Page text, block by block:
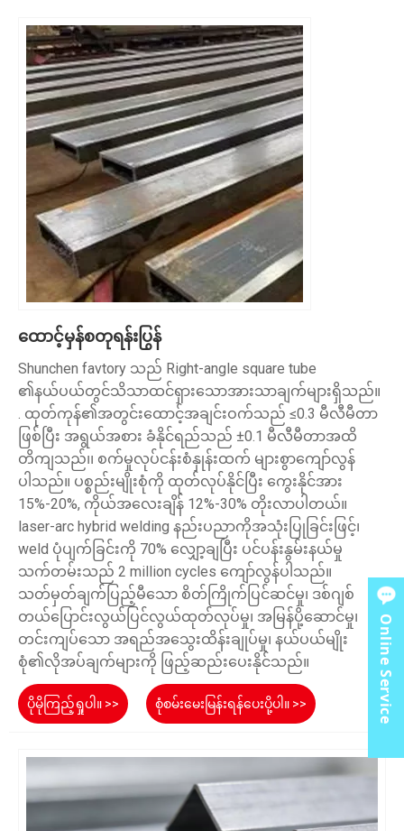
ထောင့်မှန်စတုရန်းပြွန်
Shunchen favtory သည် Right-angle square tube
၏နယ်ပယ်တွင်သိသာထင်ရှားသောအားသာချက်များရှိသည်။
. ထုတ်ကုန်၏အတွင်းထောင့်အချင်းဝက်သည် ≤0.3 မီလီမီတာ
ဖြစ်ပြီး အရွယ်အစား ခံနိုင်ရည်သည် ±0.1 မီလီမီတာအထိ
တိကျသည်၊၊ စက်မှုလုပ်ငန်းစံနှုန်းထက် များစွာကျော်လွန်
ပါသည်။ ပစ္စည်းမျိုးစုံကို ထုတ်လုပ်နိုင်ပြီး ကွေးနိုင်အား
15%-20%, ကိုယ်အလေးချိန် 12%-30% တိုးလာပါတယ်။
laser-arc hybrid welding နည်းပညာကိုအသုံးပြုခြင်းဖြင့်၊
weld ပုံပျက်ခြင်းကို 70% လျှော့ချပြီး ပင်ပန်းနွမ်းနယ်မှု
သက်တမ်းသည် 2 million cycles ကျော်လွန်ပါသည်။
သတ်မှတ်ချက်ပြည့်မီသော စိတ်ကြိုက်ပြင်ဆင်မှု၊ ဒစ်ဂျစ်
တယ်ပြောင်းလွယ်ပြင်လွယ်ထုတ်လုပ်မှု၊ အမြန်ပို့ဆောင်မှု၊
တင်းကျပ်သော အရည်အသွေးထိန်းချုပ်မှု၊ နယ်ပယ်မျိုး
စုံ၏လိုအပ်ချက်များကို ဖြည့်ဆည်းပေးနိုင်သည်။
ပိုမိုကြည့်ရှုပါ။ >> စုံစမ်းမေးမြန်းရန်ပေးပို့ပါ။ >> Online Service